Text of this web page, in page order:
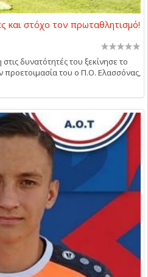
και στόχο τον πρωταθλητισμό!
δυνατότητές του ξεκίνησε το
προετοιμασία του ο Π.Ο. Ελασσόνας,